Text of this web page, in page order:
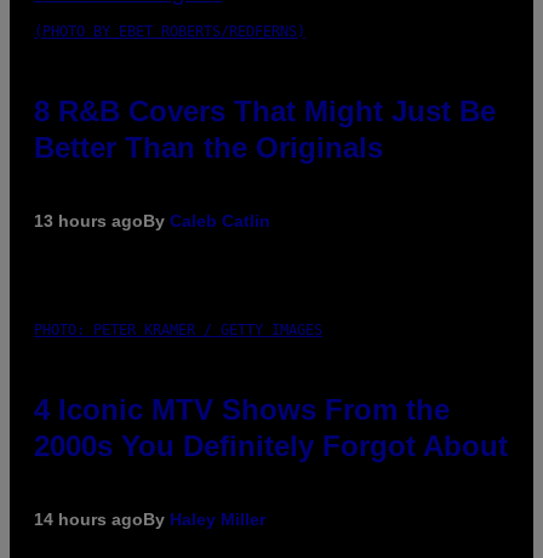
(PHOTO BY EBET ROBERTS/REDFERNS)
8 R&B Covers That Might Just Be
Better Than the Originals
13 hours agoBy Caleb Catlin
PHOTO: PETER KRAMER / GETTY IMAGES
4 Iconic MTV Shows From the
2000s You Definitely Forgot About
14 hours agoBy Haley Miller